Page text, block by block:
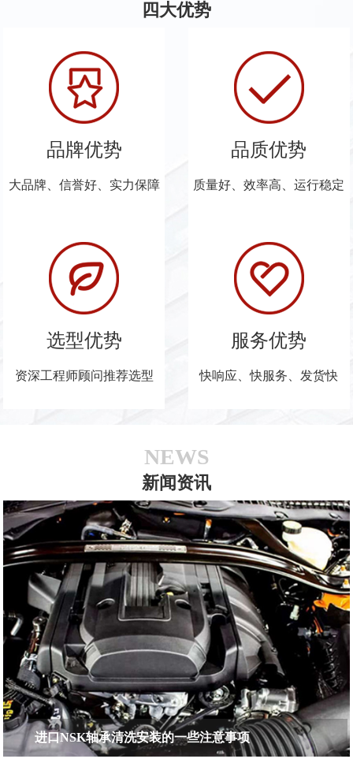
四大优势
品牌优势
大品牌、信誉好、实力保障
品质优势
质量好、效率高、运行稳定
选型优势
资深工程师顾问推荐选型
服务优势
快响应、快服务、发货快
NEWS
新闻资讯
进口NSK轴承清洗安装的一些注意事项